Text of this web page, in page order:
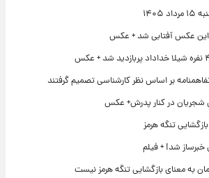
این عکس آفتابی شد + عکس
بر اساس نظر کارشناسی تصمیم گرفتند
شجریان در کنار پدرش+ عکس
تنگه هرمز
شد! + فیلم
به معنای بازگشایی تنگه هرمز نیست